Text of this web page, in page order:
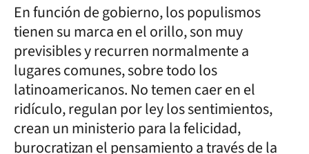
En función de gobierno, los populismos
tienen su marca en el orillo, son muy
previsibles y recurren normalmente a
lugares comunes, sobre todo los
latinoamericanos. No temen caer en el
ridículo, regulan por ley los sentimientos,
crean un ministerio para la felicidad,
burocratizan el pensamiento a través de la